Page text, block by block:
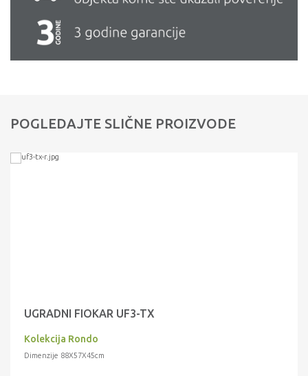
POGLEDAJTE SLIČNE PROIZVODE
UGRADNI FIOKAR UF3-TX
Kolekcija Rondo
Dimenzije 88X57X45cm